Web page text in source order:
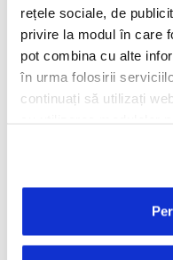
rețele sociale, de
privire la modul în care
pot combina cu alte
în urma folosirii
continuați să utilizați
succesului lor
eficienta
Povesti de succes
AROBS